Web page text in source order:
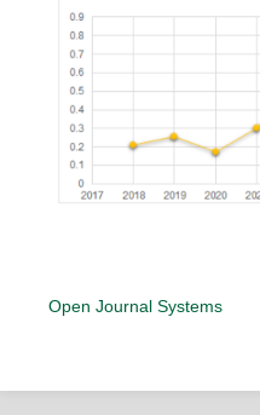
Open Journal Systems